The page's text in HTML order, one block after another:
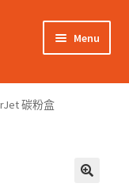
Menu
Expand
child
碳粉盒